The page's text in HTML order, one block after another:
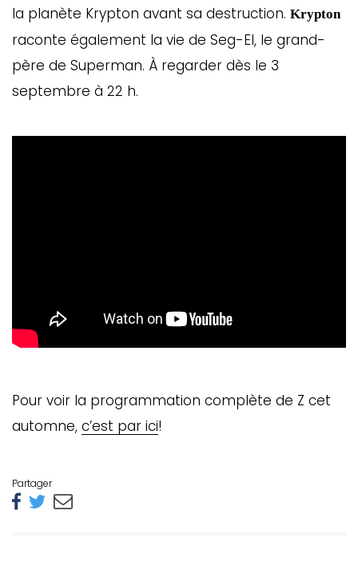
la planète Krypton avant sa destruction. Krypton
raconte également la vie de Seg-El, le grand-
père de Superman. À regarder dès le 3
septembre à 22 h.
Pour voir la programmation complète de Z cet
automne, c’est par ici!
Partager